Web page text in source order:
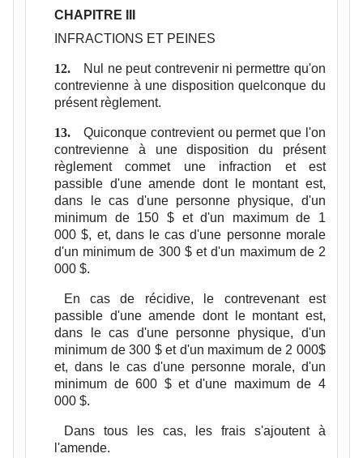
CHAPITRE III
INFRACTIONS ET PEINES
12.
Nul ne peut contrevenir ni permettre qu'on
contrevienne à une disposition quelconque du
présent règlement.
13.
Quiconque contrevient ou permet que l'on
contrevienne à une disposition du présent
règlement commet une infraction et est
passible d'une amende dont le montant est,
dans le cas d'une personne physique, d'un
minimum de 150 $ et d'un maximum de 1
000 $, et, dans le cas d'une personne morale
d'un minimum de 300 $ et d'un maximum de 2
000 $.
En cas de récidive, le contrevenant est
passible d'une amende dont le montant est,
dans le cas d'une personne physique, d'un
minimum de 300 $ et d'un maximum de 2 000$
et, dans le cas d'une personne morale, d'un
minimum de 600 $ et d'une maximum de 4
000 $.
Dans tous les cas, les frais s'ajoutent à
l'amende.